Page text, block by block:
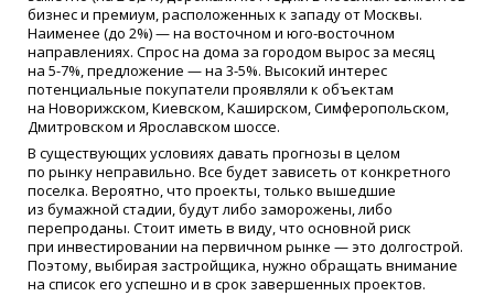
бизнес и премиум, расположенных к западу от Москвы.
Наименее (до 2%) — на восточном и юго-восточном
направлениях. Спрос на дома за городом вырос за месяц
на 5-7%, предложение — на 3-5%. Высокий интерес
потенциальные покупатели проявляли к объектам
на Новорижском, Киевском, Каширском, Симферопольском,
Дмитровском и Ярославском шоссе.
В существующих условиях давать прогнозы в целом
по рынку неправильно. Все будет зависеть от конкретного
поселка. Вероятно, что проекты, только вышедшие
из бумажной стадии, будут либо заморожены, либо
перепроданы. Стоит иметь в виду, что основной риск
при инвестировании на первичном рынке — это долгострой.
Поэтому, выбирая застройщика, нужно обращать внимание
на список его успешно и в срок завершенных проектов.